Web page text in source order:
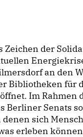
Zeichen der
an den
Bibliotheken für
Im Rahmen
Berliner Senats
denen sich
erleben